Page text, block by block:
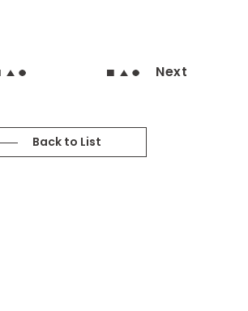
Next
Back to List